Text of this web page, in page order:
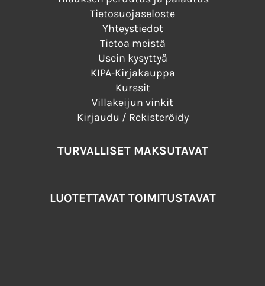
Tietosuojaseloste
Yhteystiedot
Tietoa meistä
Usein kysyttyä
KIPA-Kirjakauppa
Kurssit
Villakeijun vinkit
Kirjaudu / Rekisteröidy
TURVALLISET MAKSUTAVAT
LUOTETTAVAT TOIMITUSTAVAT